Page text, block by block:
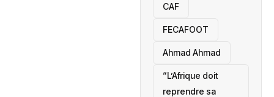
CAF
FECAFOOT
‎Ahmad Ahmad
“L’Afrique doit
reprendre sa